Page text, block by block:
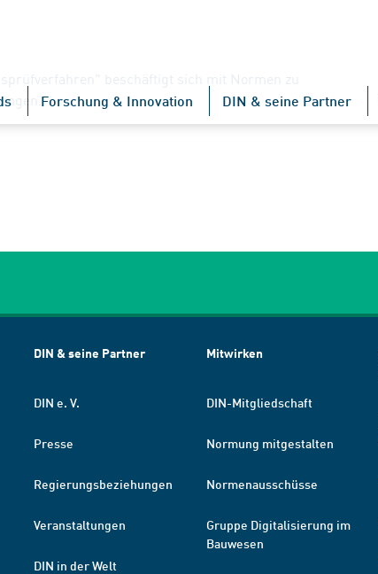
Forschung & Innovation DIN & seine Partner
beschäftigt sich mit Normen zu
DIN & seine Partner
DIN e. V.
Presse
Regierungsbeziehungen
Veranstaltungen
DIN in der Welt
Mitwirken
DIN-Mitgliedschaft
Normung mitgestalten
Normenausschüsse
Gruppe Digitalisierung im
Bauwesen